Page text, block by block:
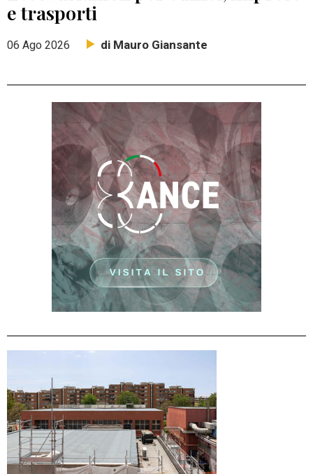
e trasporti
06 Ago 2026 di Mauro Giansante